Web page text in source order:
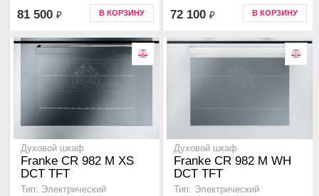
81 500 ₽ В КОРЗИНУ 72 100 ₽ В КОРЗИНУ
Духовой шкаф
Franke CR 982 M XS
DCT TFT
Тип: Электрический
Духовой шкаф
Franke CR 982 M WH
DCT TFT
Тип: Электрический